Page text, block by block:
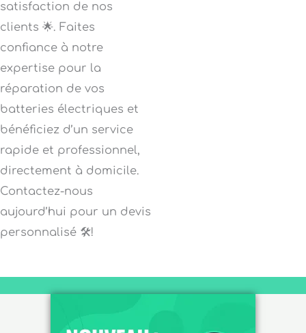
satisfaction de nos
clients 🌟. Faites
confiance à notre
expertise pour la
réparation de vos
batteries électriques et
bénéficiez d’un service
rapide et professionnel,
directement à domicile.
Contactez-nous
aujourd’hui pour un devis
personnalisé 🛠️!